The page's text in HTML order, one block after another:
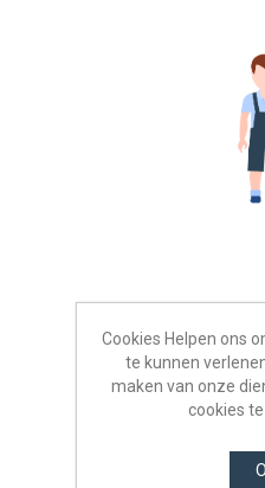
Kleuters
25/
Cookies Helpen ons
te kunnen
maken van onze
cookies